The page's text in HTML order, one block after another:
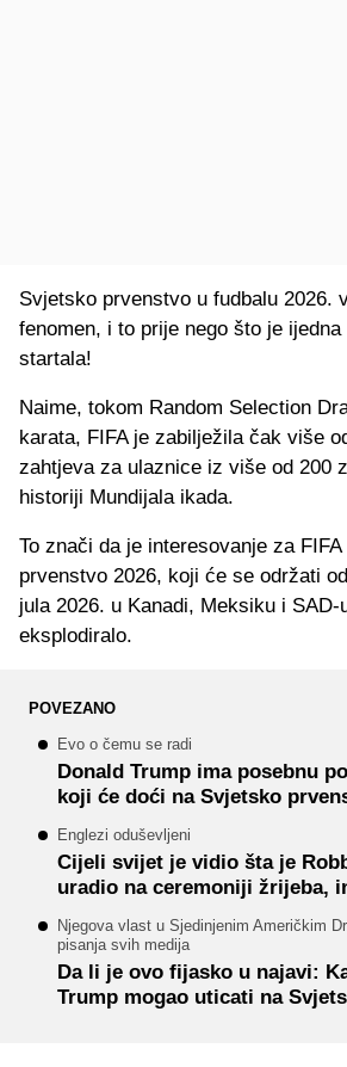
Svjetsko prvenstvo u fudbalu 2026.
fenomen, i to prije nego što je
startala!
Naime, tokom Random Selection
karata, FIFA je zabilježila čak više
zahtjeva za ulaznice iz više od 200
historiji Mundijala ikada.
To znači da je interesovanje za
prvenstvo 2026, koji će se održati
jula 2026. u Kanadi, Meksiku i SAD-
eksplodiralo.
POVEZANO
Evo o čemu se radi
Donald Trump ima posebnu
koji će doći na Svjetsko
Englezi oduševljeni
Cijeli svijet je vidio šta je
uradio na ceremoniji žrijeba,
Njegova vlast u Sjedinjenim Američkim
pisanja svih medija
Da li je ovo fijasko u najavi:
Trump mogao uticati na